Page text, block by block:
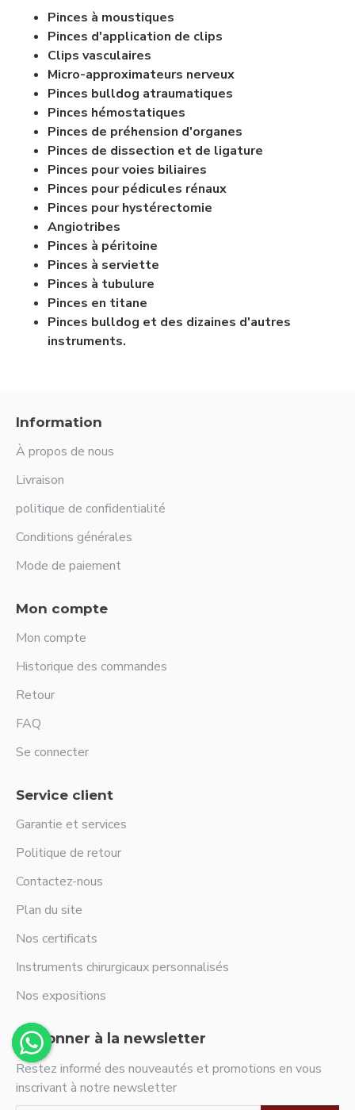
Pinces à moustiques
Pinces d'application de clips
Clips vasculaires
Micro-approximateurs nerveux
Pinces bulldog atraumatiques
Pinces hémostatiques
Pinces de préhension d'organes
Pinces de dissection et de ligature
Pinces pour voies biliaires
Pinces pour pédicules rénaux
Pinces pour hystérectomie
Angiotribes
Pinces à péritoine
Pinces à serviette
Pinces à tubulure
Pinces en titane
Pinces bulldog et des dizaines d'autres
instruments.
Information
À propos de nous
Livraison
politique de confidentialité
Conditions générales
Mode de paiement
Mon compte
Mon compte
Historique des commandes
Retour
FAQ
Se connecter
Service client
Garantie et services
Politique de retour
Contactez-nous
Plan du site
Nos certificats
Instruments chirurgicaux personnalisés
Nos expositions
S'abonner à la newsletter
Restez informé des nouveautés et promotions en vous
inscrivant à notre newsletter